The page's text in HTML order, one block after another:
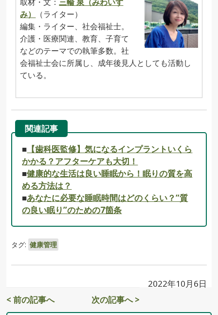
み）
（ライター）
編集・ライター、社会福祉士。
介護・医療関連、教育、子育て
などのテーマでの執筆多数。社
会福祉士会に所属し、成年後見人としても活動し
ている。
関連記事
■ 【歯科医監修】気になるインプラントいくら
かかる？アフターケアも大切！
■健康的な生活は良い睡眠から！眠りの質を高
める方法は？
■あなたに必要な睡眠時間はどのくらい？“質
の良い眠り”のための7箇条
タグ: 健康管理
2022年10月6日
< 前の記事へ
次の記事へ >